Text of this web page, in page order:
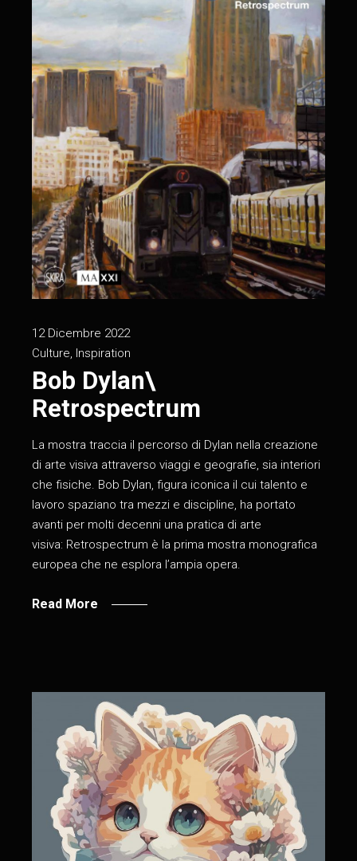
12 Dicembre 2022
Culture, Inspiration
Bob Dylan\
Retrospectrum
La mostra traccia il percorso di Dylan nella creazione
di arte visiva attraverso viaggi e geografie, sia interiori
che fisiche. Bob Dylan, figura iconica il cui talento e
lavoro spaziano tra mezzi e discipline, ha portato
avanti per molti decenni una pratica di arte
visiva: Retrospectrum è la prima mostra monografica
europea che ne esplora l’ampia opera.
Read More